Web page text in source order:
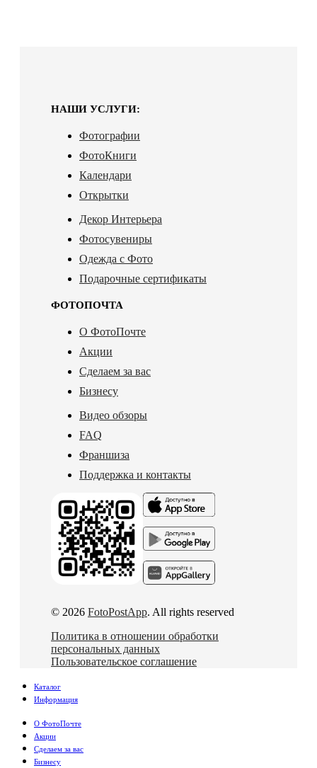
НАШИ УСЛУГИ:
Фотографии
ФотоКниги
Календари
Открытки
Декор Интерьера
Фотосувениры
Одежда с Фото
Подарочные сертификаты
ФОТОПОЧТА
О ФотоПочте
Акции
Сделаем за вас
Бизнесу
Видео обзоры
FAQ
Франшиза
Поддержка и контакты
© 2026 FotoPostApp. All rights reserved
Политика в отношении обработки
персональных данных
Пользовательское соглашение
Каталог
Информация
О ФотоПочте
Акции
Сделаем за вас
Бизнесу